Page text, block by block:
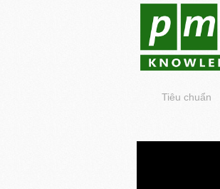
Tiêu chuẩn